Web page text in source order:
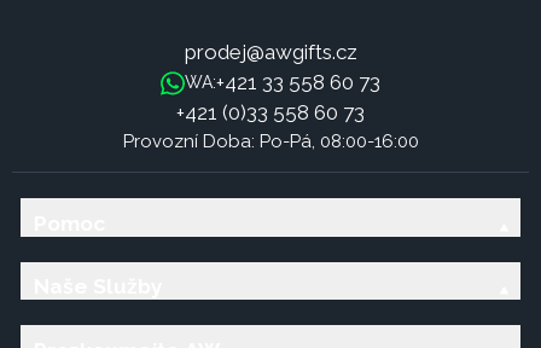
prodej@awgifts.cz
WA:+421 33 558 60 73
+421 (0)33 558 60 73
Provozní Doba: Po-Pá, 08:00-16:00